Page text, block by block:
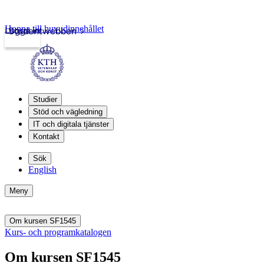
Studentwebben
Logga in
Hoppa till huvudinnehållet
Studier
Stöd och vägledning
IT och digitala tjänster
Kontakt
Sök
English
Meny
Om kursen SF1545
Kurs- och programkatalogen
Om kursen SF1545